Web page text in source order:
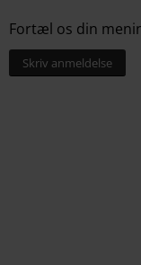
Fortæl os din
Skriv anmeldelse